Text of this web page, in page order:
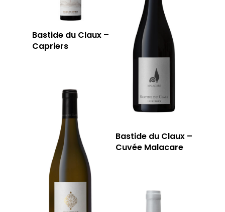
Bastide du Claux –
Capriers
Bastide du Claux –
Cuvée Malacare